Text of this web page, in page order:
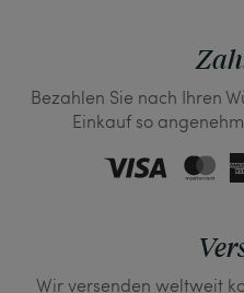
Bezahlen Sie nach Ihren
Einkauf so
Wir versenden weltweit